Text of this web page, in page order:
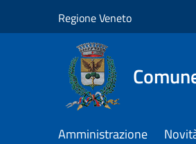
Regione Veneto
Amministrazione